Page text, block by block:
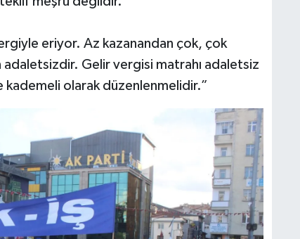
eriyor. Az kazanandan çok, çok
adaletsizdir. Gelir vergisi matrahı adaletsiz
olarak düzenlenmelidir.”